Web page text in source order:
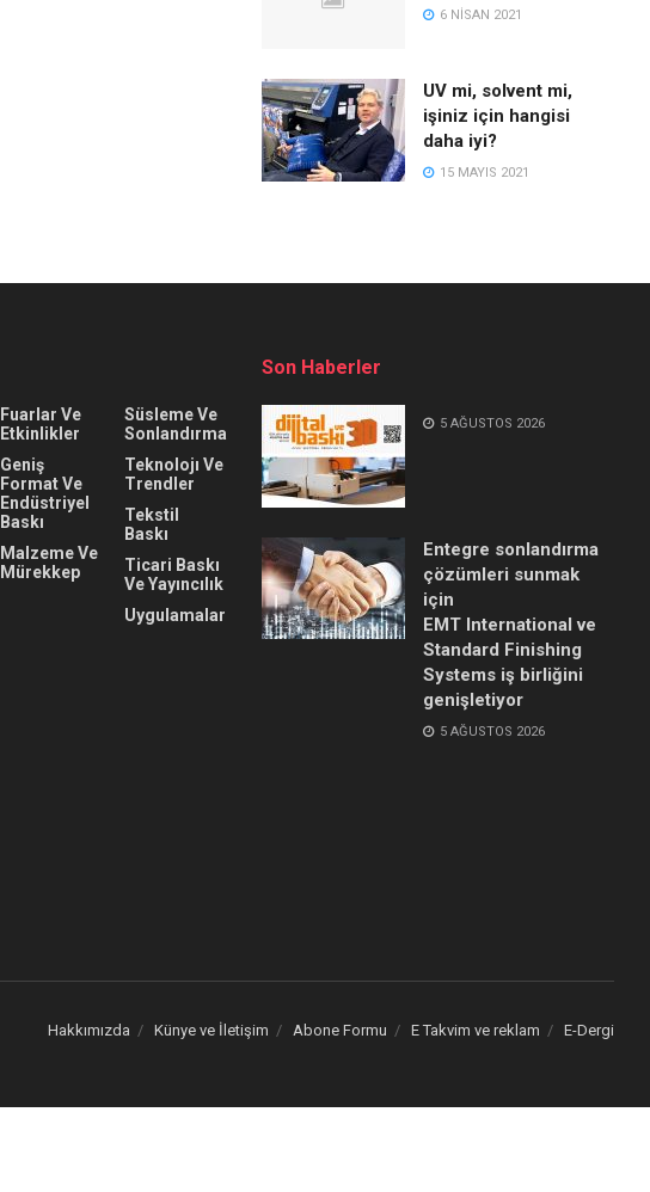
6 NISAN 2021
UV mi, solvent mi,
işiniz için hangisi
daha iyi?
15 MAYIS 2021
Fuarlar Ve
Etkinlikler
Geniş
Format Ve
Endüstriyel
Baskı
Malzeme Ve
Mürekkep
Süsleme Ve
Sonlandırma
Teknolojı Ve
Trendler
Tekstil
Baskı
Ticari Baskı
Ve Yayıncılık
Uygulamalar
Son Haberler
5 AĞUSTOS 2026
Entegre sonlandırma
çözümleri sunmak
için
EMT International ve
Standard Finishing
Systems iş birliğini
genişletiyor
5 AĞUSTOS 2026
Hakkımızda Künye ve İletişim Abone Formu E Takvim ve reklam E-Dergi